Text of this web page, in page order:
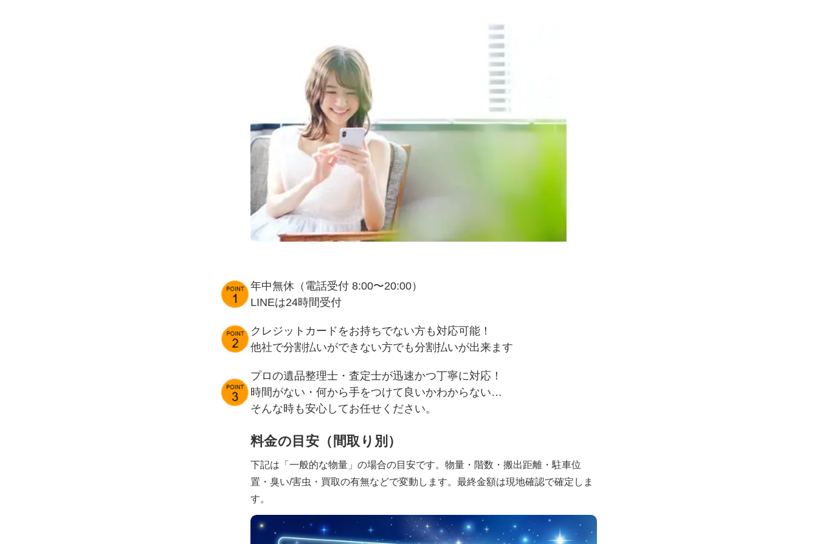
年中無休（電話受付 8:00〜20:00）
LINEは24時間受付
クレジットカードをお持ちでない方も対応可能！
他社で分割払いができない方でも分割払いが出来ます
プロの遺品整理士・査定士が迅速かつ丁寧に対応！
時間がない・何から手をつけて良いかわからない…
そんな時も安心してお任せください。
料金の目安（間取り別）
下記は「一般的な物量」の場合の目安です。物量・階数・搬出距離・駐車位
置・臭い/害虫・買取の有無などで変動します。最終金額は現地確認で確定しま
す。